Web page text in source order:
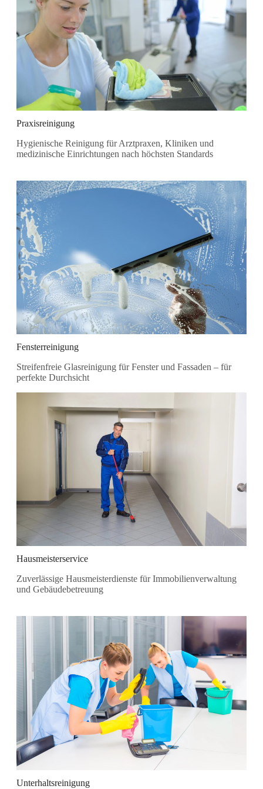
Praxisreinigung
Hygienische Reinigung für Arztpraxen, Kliniken und
medizinische Einrichtungen nach höchsten Standards
Fensterreinigung
Streifenfreie Glasreinigung für Fenster und Fassaden – für
perfekte Durchsicht
Hausmeisterservice
Zuverlässige Hausmeisterdienste für Immobilienverwaltung
und Gebäudebetreuung
Unterhaltsreinigung